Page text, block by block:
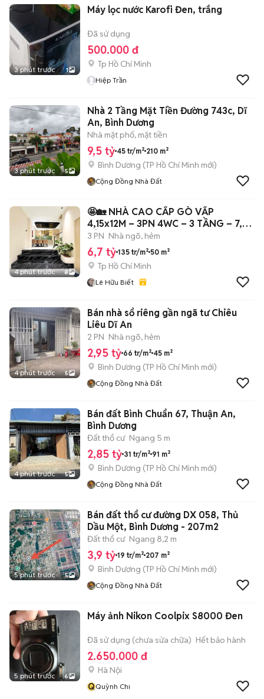
3 phút trước 1
Máy lọc nước Karofi Đen, trắng
Đã sử dụng
500.000 đ
Tp Hồ Chí Minh
Hiệp Trần
3 phút trước 5
Nhà 2 Tầng Mặt Tiền Đường 743c, Dĩ
An, Bình Dương
Nhà mặt phố, mặt tiền
9,5 tỷ 45 tr/m² 210 m²
Bình Dương (TP Hồ Chí Minh mới)
Cộng Đồng Nhà Đất
4 phút trước 8
🤩🏡 NHÀ CAO CẤP GÒ VẤP
4,15x12M – 3PN 4WC – 3 TẦNG – 7,6
TỶ
3 PN Nhà ngõ, hẻm
6,7 tỷ 135 tr/m² 50 m²
Tp Hồ Chí Minh
Lê Hữu Biết
4 phút trước 5
Bán nhà sổ riêng gần ngã tư Chiêu
Liêu Dĩ An
2 PN Nhà ngõ, hẻm
2,95 tỷ 66 tr/m² 45 m²
Bình Dương (TP Hồ Chí Minh mới)
Cộng Đồng Nhà Đất
4 phút trước 5
Bán đất Bình Chuẩn 67, Thuận An,
Bình Dương
Đất thổ cư Ngang 5 m
2,85 tỷ 31 tr/m² 91 m²
Bình Dương (TP Hồ Chí Minh mới)
Cộng Đồng Nhà Đất
5 phút trước 5
Bán đất thổ cư đường DX 058, Thủ
Dầu Một, Bình Dương - 207m2
Đất thổ cư Ngang 8,2 m
3,9 tỷ 19 tr/m² 207 m²
Bình Dương (TP Hồ Chí Minh mới)
Cộng Đồng Nhà Đất
5 phút trước 6
Máy ảnh Nikon Coolpix S8000 Đen
Đã sử dụng (chưa sửa chữa) Hết bảo hành
2.650.000 đ
Hà Nội
QQuỳnh Chi